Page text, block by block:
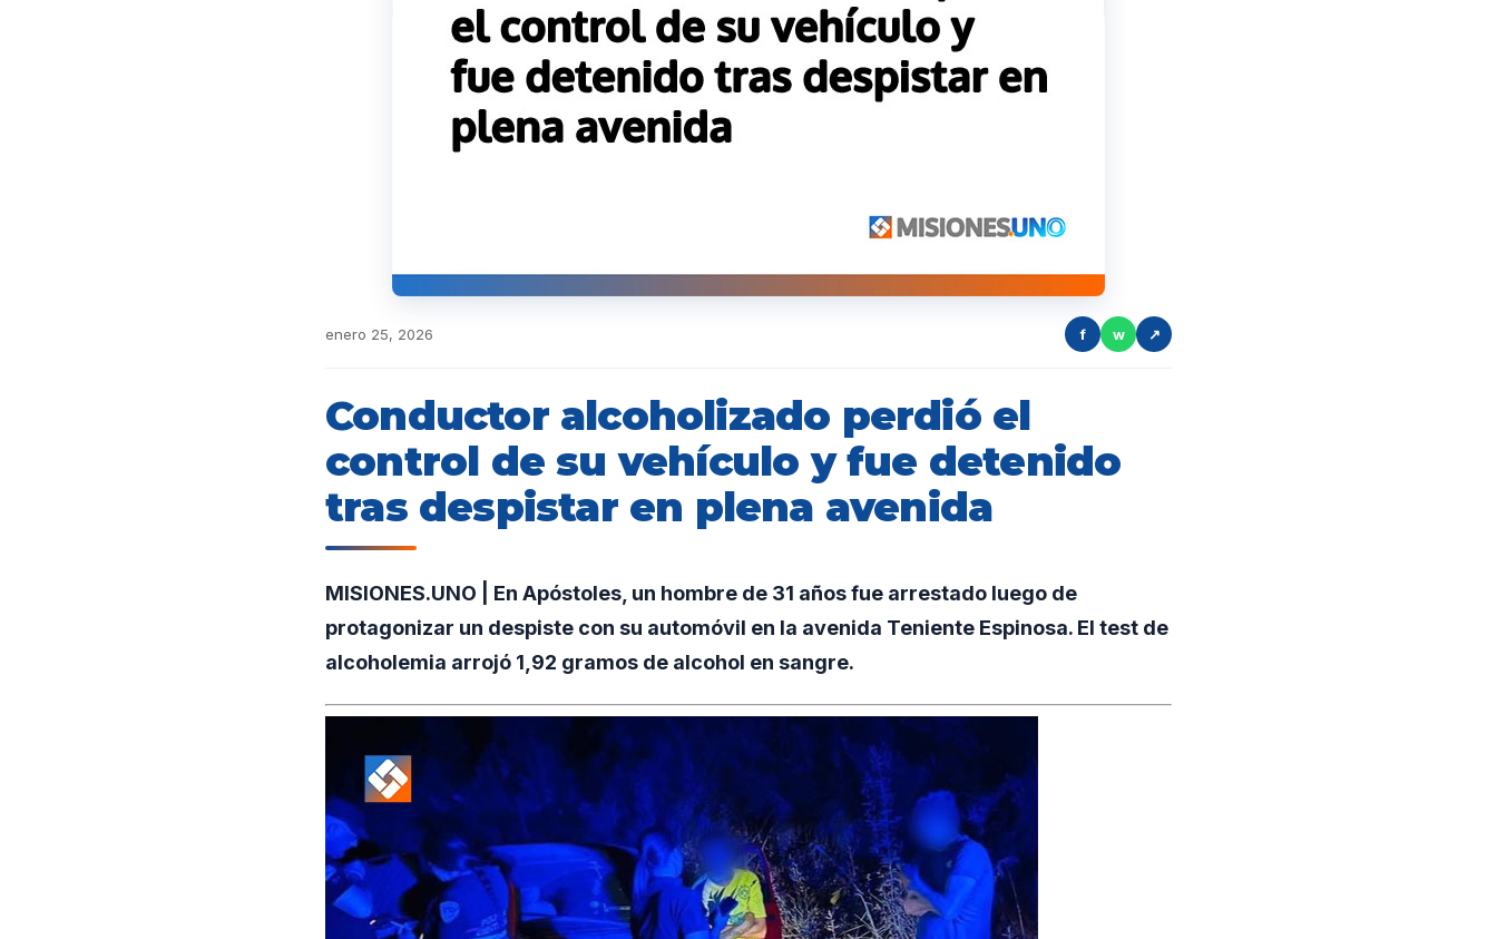
enero 25, 2026 f w ↗
Conductor alcoholizado perdió el
control de su vehículo y fue detenido
tras despistar en plena avenida
MISIONES.UNO | En Apóstoles, un hombre de 31 años fue arrestado luego de
protagonizar un despiste con su automóvil en la avenida Teniente Espinosa. El test de
alcoholemia arrojó 1,92 gramos de alcohol en sangre.